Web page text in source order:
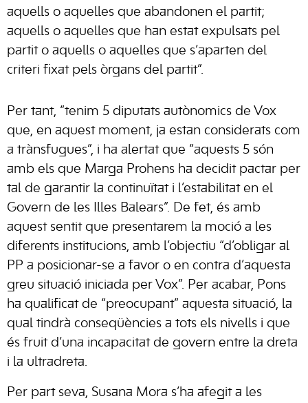
aquells o aquelles que abandonen el partit;
aquells o aquelles que han estat expulsats pel
partit o aquells o aquelles que s’aparten del
criteri fixat pels òrgans del partit”.
Per tant, “tenim 5 diputats autònomics de Vox
que, en aquest moment, ja estan considerats com
a trànsfugues”, i ha alertat que “aquests 5 són
amb els que Marga Prohens ha decidit pactar per
tal de garantir la continuïtat i l’estabilitat en el
Govern de les Illes Balears”. De fet, és amb
aquest sentit que presentarem la moció a les
diferents institucions, amb l’objectiu “d’obligar al
PP a posicionar-se a favor o en contra d’aquesta
greu situació iniciada per Vox”. Per acabar, Pons
ha qualificat de “preocupant” aquesta situació, la
qual tindrà conseqüències a tots els nivells i que
és fruit d’una incapacitat de govern entre la dreta
i la ultradreta.
Per part seva, Susana Mora s’ha afegit a les